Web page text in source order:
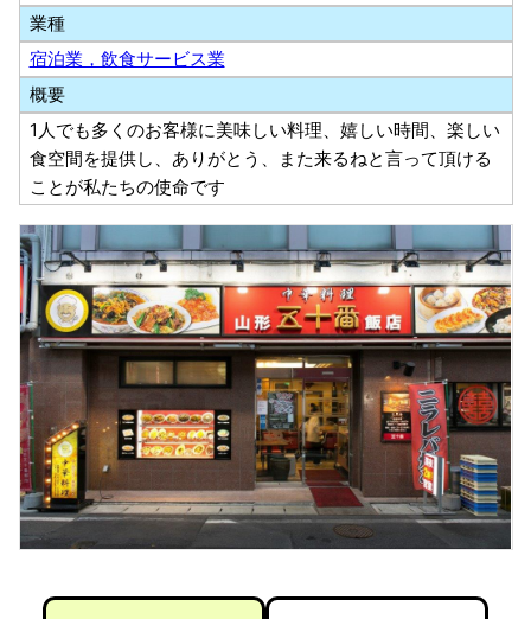
業種
宿泊業，飲食サービス業
概要
1人でも多くのお客様に美味しい料理、嬉しい時間、楽しい
食空間を提供し、ありがとう、また来るねと言って頂ける
ことが私たちの使命です